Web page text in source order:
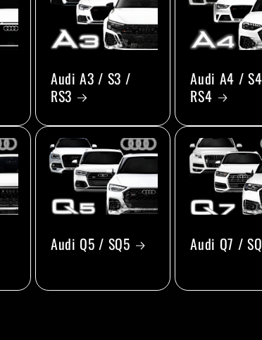
Audi A3 / S3 /
RS3
Audi A4 /
RS4
Audi Q5 / SQ5 Audi Q7 /